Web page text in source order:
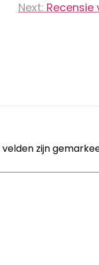
Next: Recensie
zijn